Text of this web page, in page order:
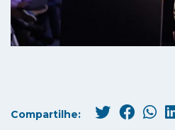
Compartilhe: